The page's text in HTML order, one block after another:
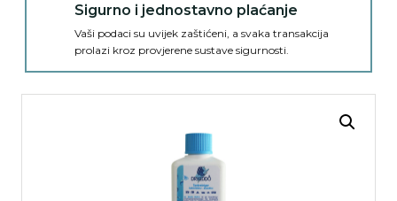
Sigurno i jednostavno plaćanje
Vaši podaci su uvijek zaštićeni, a svaka transakcija
prolazi kroz provjerene sustave sigurnosti.